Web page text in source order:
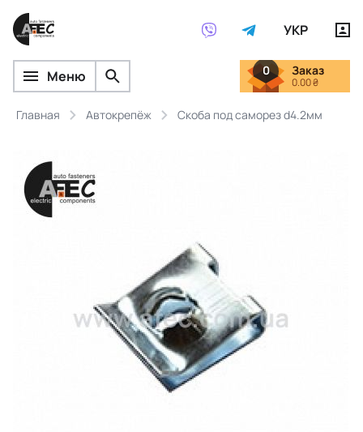
УКР
Меню 0 Заказ
0.00 ₴
Главная Автокрепёж Скоба под саморез d4.2мм